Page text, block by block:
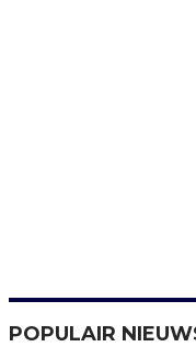
POPULAIR